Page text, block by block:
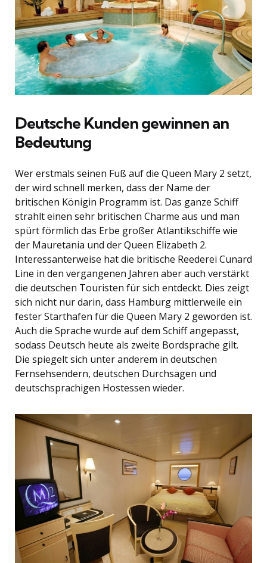
Deutsche Kunden gewinnen an
Bedeutung
Wer erstmals seinen Fuß auf die Queen Mary 2 setzt,
der wird schnell merken, dass der Name der
britischen Königin Programm ist. Das ganze Schiff
strahlt einen sehr britischen Charme aus und man
spürt förmlich das Erbe großer Atlantikschiffe wie
der Mauretania und der Queen Elizabeth 2.
Interessanterweise hat die britische Reederei Cunard
Line in den vergangenen Jahren aber auch verstärkt
die deutschen Touristen für sich entdeckt. Dies zeigt
sich nicht nur darin, dass Hamburg mittlerweile ein
fester Starthafen für die Queen Mary 2 geworden ist.
Auch die Sprache wurde auf dem Schiff angepasst,
sodass Deutsch heute als zweite Bordsprache gilt.
Die spiegelt sich unter anderem in deutschen
Fernsehsendern, deutschen Durchsagen und
deutschsprachigen Hostessen wieder.